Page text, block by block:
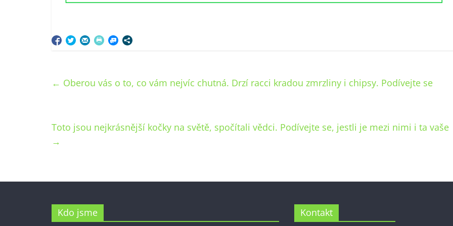
← Oberou vás o to, co vám nejvíc chutná. Drzí racci kradou zmrzliny i chipsy. Podívejte se
Toto jsou nejkrásnější kočky na světě, spočítali vědci. Podívejte se, jestli je mezi nimi i ta vaše
→
Kdo jsme Kontakt